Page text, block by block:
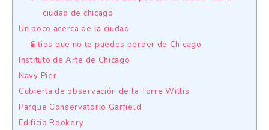
ciudad de chicago
Un poco acerca de la ciudad
Sitios que no te puedes perder de Chicago
Instituto de Arte de Chicago
Navy Pier
Cubierta de observación de la Torre Willis
Parque Conservatorio Garfield
Edificio Rookery